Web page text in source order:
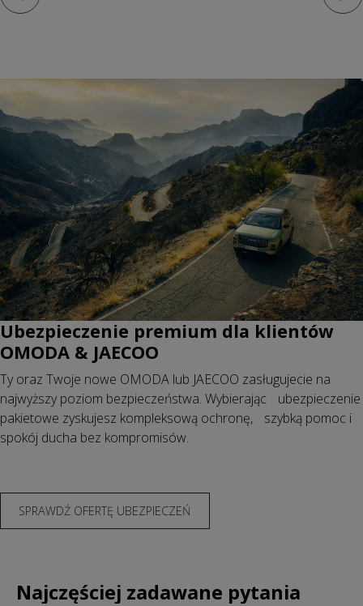
Ubezpieczenie premium dla klientów
OMODA & JAECOO
Ty oraz Twoje nowe OMODA lub JAECOO zasługujecie na
najwyższy poziom bezpieczeństwa. Wybierając ubezpieczenie
pakietowe zyskujesz kompleksową ochronę, szybką pomoc i
spokój ducha bez kompromisów.
SPRAWDŹ OFERTĘ UBEZPIECZEŃ
Najczęściej zadawane pytania